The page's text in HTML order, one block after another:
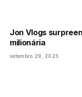
Jon Vlogs
milionária
setembro 29, 2025